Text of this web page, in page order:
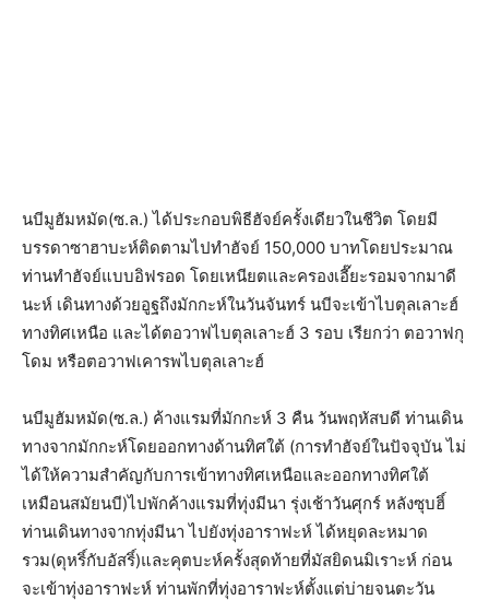
นบีมูฮัมหมัด(ซ.ล.) ได้ประกอบพิธีฮัจย์ครั้งเดียวในชีวิต โดยมี
บรรดาซาฮาบะห์ติดตามไปทำฮัจย์ 150,000 บาทโดยประมาณ
ท่านทำฮัจย์แบบอิฟรอด โดยเหนียตและครองเอี๊ยะรอมจากมาดี
นะห์ เดินทางด้วยอูฐถึงมักกะห์ในวันจันทร์ นบีจะเข้าไบตุลเลาะฮ์
ทางทิศเหนือ และได้ตอวาฟไบตุลเลาะฮ์ 3 รอบ เรียกว่า ตอวาฟกุ
โดม หรือตอวาฟเคารพไบตุลเลาะฮ์
นบีมูฮัมหมัด(ซ.ล.) ค้างแรมที่มักกะห์ 3 คืน วันพฤหัสบดี ท่านเดิน
ทางจากมักกะห์โดยออกทางด้านทิศใต้ (การทำฮัจย์ในปัจจุบัน ไม่
ได้ให้ความสำคัญกับการเข้าทางทิศเหนือและออกทางทิศใต้
เหมือนสมัยนบี)ไปพักค้างแรมที่ทุ่งมีนา รุ่งเช้าวันศุกร์ หลังซุบฮิ์
ท่านเดินทางจากทุ่งมีนา ไปยังทุ่งอาราฟะห์ ได้หยุดละหมาด
รวม(ดุหริ์กับอัสริ์)และคุตบะห์ครั้งสุดท้ายที่มัสยิดนมิเราะห์ ก่อน
จะเข้าทุ่งอาราฟะห์ ท่านพักที่ทุ่งอาราฟะห์ตั้งแต่บ่ายจนตะวัน